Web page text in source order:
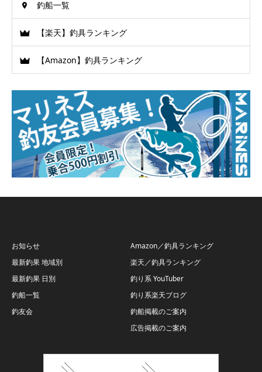
釣船一覧
【楽天】釣具ランキング
【Amazon】釣具ランキング
お知らせ
最新釣果 地域別
最新釣果 日別
釣船一覧
釣友会
Amazon／釣具ランキング
楽天／釣具ランキング
釣り系 YouTuber
釣り系楽天ブログ
釣船掲載のご案内
広告掲載のご案内